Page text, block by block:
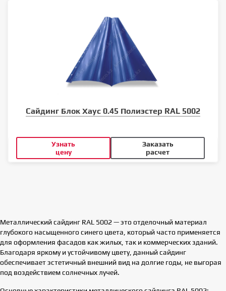
Сайдинг Блок Хаус 0.45 Полиэстер RAL 5002
Узнать
цену
Заказать
расчет
Металлический сайдинг RAL 5002 — это отделочный материал
глубокого насыщенного синего цвета, который часто применяется
для оформления фасадов как жилых, так и коммерческих зданий.
Благодаря яркому и устойчивому цвету, данный сайдинг
обеспечивает эстетичный внешний вид на долгие годы, не выгорая
под воздействием солнечных лучей.